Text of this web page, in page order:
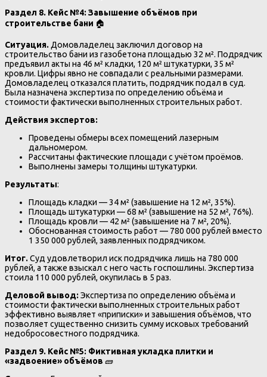
Раздел 8. Кейс №4: Завышение объёмов при
строительстве бани 🏠
Ситуация. Домовладелец заключил договор на
строительство бани из газобетона площадью 32 м². Подрядчик
предъявил акты на 46 м² кладки, 120 м² штукатурки, 35 м²
кровли. Цифры явно не совпадали с реальными размерами.
Домовладелец отказался платить, подрядчик подал в суд.
Была назначена экспертиза по определению объёма и
стоимости фактически выполненных строительных работ.
Действия экспертов:
Проведены обмеры всех помещений лазерным
дальномером.
Рассчитаны фактические площади с учётом проёмов.
Выполнены замеры толщины штукатурки.
Результаты:
Площадь кладки — 34 м² (завышение на 12 м², 35%).
Площадь штукатурки — 68 м² (завышение на 52 м², 76%).
Площадь кровли — 42 м² (завышение на 7 м², 20%).
Обоснованная стоимость работ — 780 000 рублей вместо
1 350 000 рублей, заявленных подрядчиком.
Итог.Суд удовлетворил иск подрядчика лишь на 780 000
рублей, а также взыскал с него часть госпошлины. Экспертиза
стоила 110 000 рублей, окупилась в 5 раз.
Деловой вывод:Экспертиза по определению объёма и
стоимости фактически выполненных строительных работ
эффективно выявляет «приписки» и завышения объёмов, что
позволяет существенно снизить сумму исковых требований
недобросовестного подрядчика.
Раздел 9. Кейс №5: Фиктивная укладка плитки и
«задвоение» объёмов 🧱